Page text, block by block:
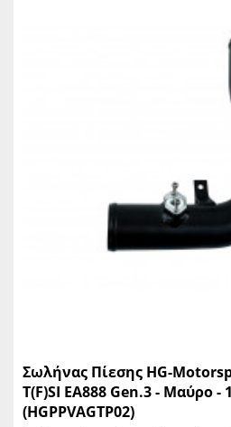
Σωλήνας Πίεσης HG-
T(F)SI EA888 Gen.3 - Μαύρο -
(HGPPVAGTP02)